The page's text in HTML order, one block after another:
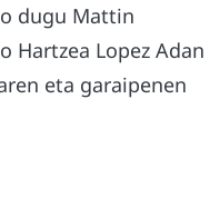
dugu Mattin
Hartzea Lopez Adan
eta garaipenen